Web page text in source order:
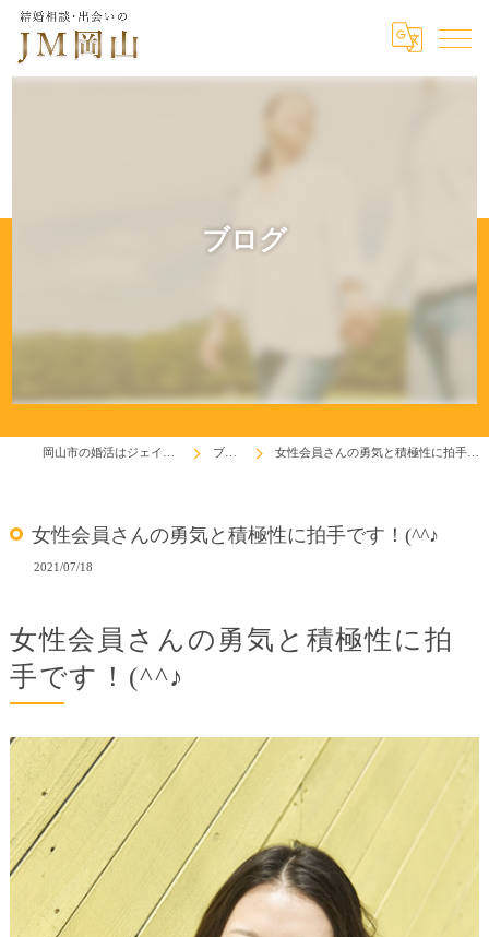
ブログ
ブログ 女性会員さんの勇気と積極性に拍手です！(^^♪
女性会員さんの勇気と積極性に拍手です！(^^♪
2021/07/18
女性会員さんの勇気と積極性に拍
手です！(^^♪